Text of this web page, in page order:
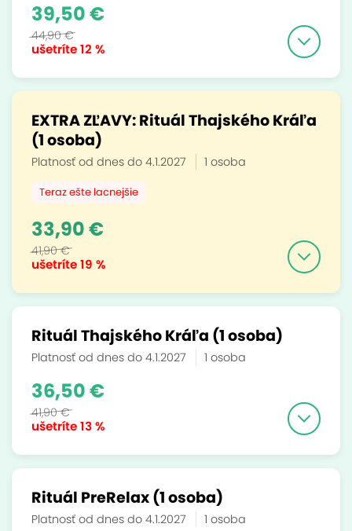
ušetríte12 %
39,50 €
44,90 €
EXTRA ZĽAVY: Rituál Thajského Kráľa
(1 osoba)
Platnosť od dnes do 4.1.2027 1 osoba
Teraz ešte lacnejšie
ušetríte19 %
33,90 €
41,90 €
Rituál Thajského Kráľa (1 osoba)
Platnosť od dnes do 4.1.2027 1 osoba
ušetríte13 %
36,50 €
41,90 €
Rituál PreRelax (1 osoba)
Platnosť od dnes do 4.1.2027 1 osoba